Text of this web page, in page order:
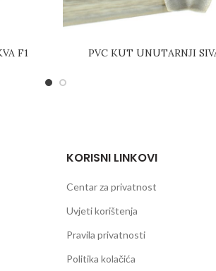
F1 PVC KUT UNUTARNJI
KORISNI LINKOVI
Centar za privatnost
Uvjeti korištenja
Pravila privatnosti
Politika kolačića